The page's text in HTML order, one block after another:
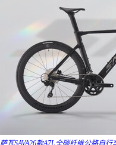
萨瓦SAVA26款A7L全碳纤维公路自